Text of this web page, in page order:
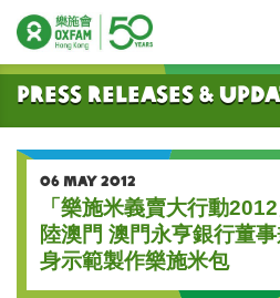
Start main content
Press Releases &
06 MAY 2012
「樂施米義賣大行動
陸澳門 澳門永亨銀行董
身示範製作樂施米包